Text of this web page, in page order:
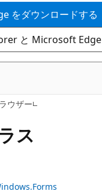
をダウンロードする
と Microsoft Edge
ウザー
ス